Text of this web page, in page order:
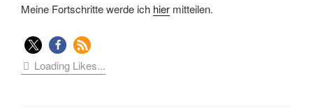
Meine Fortschritte werde ich hier mitteilen.
Loading Likes...